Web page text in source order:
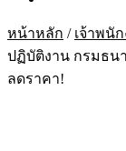
หน้าหลัก / เจ้าพนั
ปฏิบัติงาน กรมธน
ลดราคา!